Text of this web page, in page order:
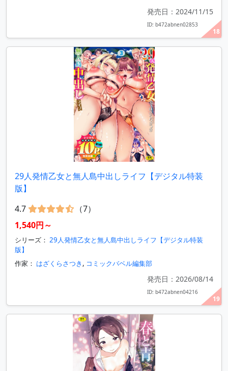
18
発売日：2024/11/15
ID: b472abnen02853
19
29人発情乙女と無人島中出しライフ【デジタル特装
版】
4.7
（7）
1,540円～
シリーズ： 29人発情乙女と無人島中出しライフ【デジタル特装
版】
作家： はざくらさつき , コミックバベル編集部
発売日：2026/08/14
ID: b472abnen04216